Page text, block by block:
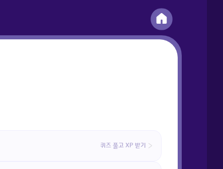
퀴즈 풀고 XP 받기